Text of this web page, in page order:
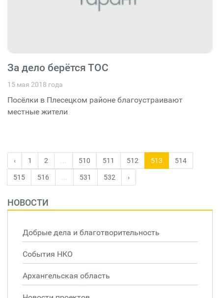
За дело берётся ТОС
15 мая 2018 года
Посёлки в Плесецком районе благоустраивают
местные жители
‹ 1 2 510 511 512 513 514
515 516 531 532 ›
НОВОСТИ
Добрые дела и благотворительность
События НКО
Архангельская область